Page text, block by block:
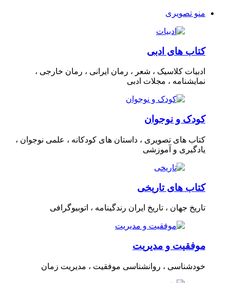
منو تصویری
کتاب های ادبی
ادبیات کلاسیک ، شعر ، رمان ایرانی ، رمان خارجی ،
نمایشنامه ، مجلات ادبی
کودک و نوجوان
کتاب های تصویری ، داستان های کودکانه ، علمی نوجوان ،
یادگیری و آموزشی
کتاب های تاریخی
تاریخ جهان ، تاریخ ایران رندگینامه ، اتوبیوگرافی
موفقیت و مدیریت
خودشناسی ، روانشناسی موفقیت ، مدیریت زمان